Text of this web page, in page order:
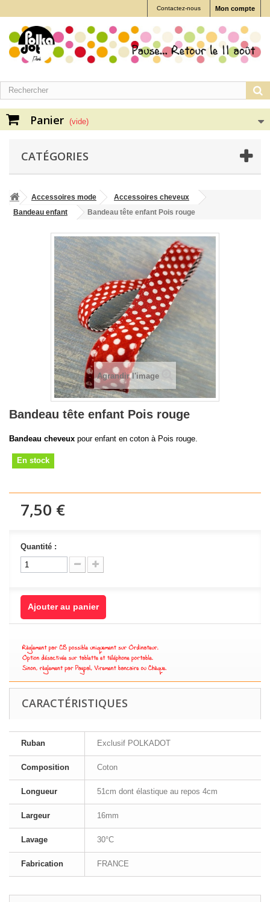
Mon compte
Contactez-nous
Panier (vide)
CATÉGORIES
Accessoires mode
Accessoires cheveux
Bandeau enfant
Bandeau tête enfant Pois rouge
Agrandir l'image
Bandeau tête enfant Pois rouge
Bandeau cheveux pour enfant en coton à Pois rouge.
En stock
7,50 €
Quantité :
Ajouter au panier
CARACTÉRISTIQUES
Ruban Exclusif POLKADOT
Composition Coton
Longueur 51cm dont élastique au repos 4cm
Largeur 16mm
Lavage 30°C
Fabrication FRANCE